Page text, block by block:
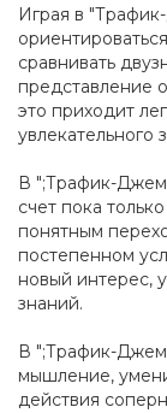
Играя в
сравнивать
представление
это приходит
увлекательного
В ";Трафик-
счет пока
понятным
постепенном
новый интерес,
знаний.
В ";Трафик-
мышление,
действия